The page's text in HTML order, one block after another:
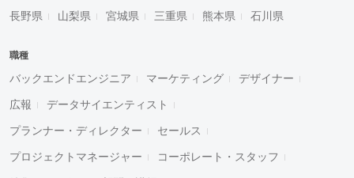
長野県 山梨県 宮城県 三重県 熊本県 石川県
職種
バックエンドエンジニア マーケティング デザイナー
広報 データサイエンティスト
プランナー・ディレクター セールス
プロジェクトマネージャー コーポレート・スタッフ